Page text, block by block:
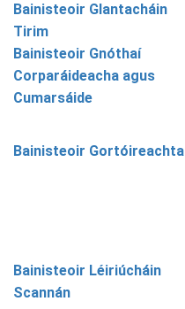
Bainisteoir Glantacháin
Tirim
Bainisteoir Gnóthaí
Corparáideacha agus
Cumarsáide
Bainisteoir Gortóireachta
Bainisteoir Léiriúcháin
Scannán